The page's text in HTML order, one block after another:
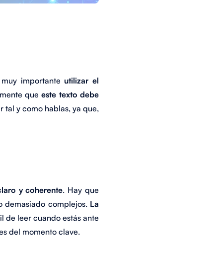
importante utilizar el
queeste texto debe
tal y como hablas, ya que,
y coherente. Hay que
demasiado complejos. La
de leer cuando estás ante
del momento clave.